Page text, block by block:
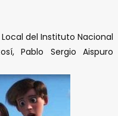
del Instituto Nacional
Pablo Sergio Aispuro